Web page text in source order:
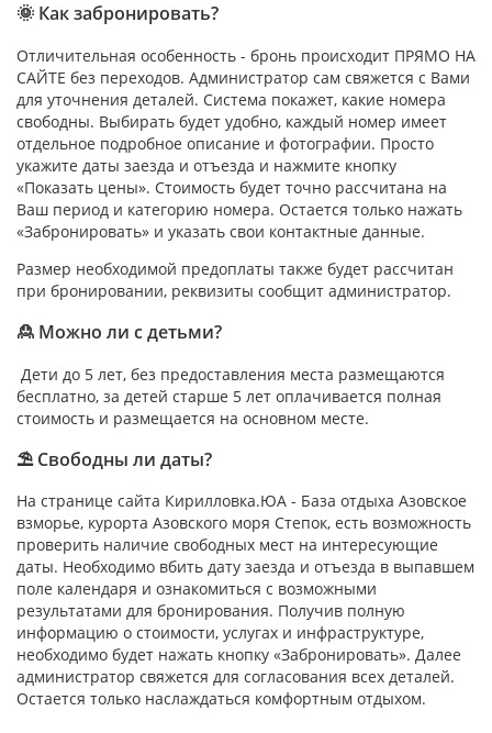
🌞 Как забронировать?
Отличительная особенность - бронь происходит ПРЯМО НА
САЙТЕ без переходов. Администратор сам свяжется с Вами
для уточнения деталей. Система покажет, какие номера
свободны. Выбирать будет удобно, каждый номер имеет
отдельное подробное описание и фотографии. Просто
укажите даты заезда и отъезда и нажмите кнопку
«Показать цены». Стоимость будет точно рассчитана на
Ваш период и категорию номера. Остается только нажать
«Забронировать» и указать свои контактные данные.
Размер необходимой предоплаты также будет рассчитан
при бронировании, реквизиты сообщит администратор.
🙎 Можно ли с детьми?
Дети до 5 лет, без предоставления места размещаются
бесплатно, за детей старше 5 лет оплачивается полная
стоимость и размещается на основном месте.
⛱ Свободны ли даты?
На странице сайта Кирилловка.ЮА - База отдыха Азовское
взморье, курорта Азовского моря Степок, есть возможность
проверить наличие свободных мест на интересующие
даты. Необходимо вбить дату заезда и отъезда в выпавшем
поле календаря и ознакомиться с возможными
результатами для бронирования. Получив полную
информацию о стоимости, услугах и инфраструктуре,
необходимо будет нажать кнопку «Забронировать». Далее
администратор свяжется для согласования всех деталей.
Остается только наслаждаться комфортным отдыхом.